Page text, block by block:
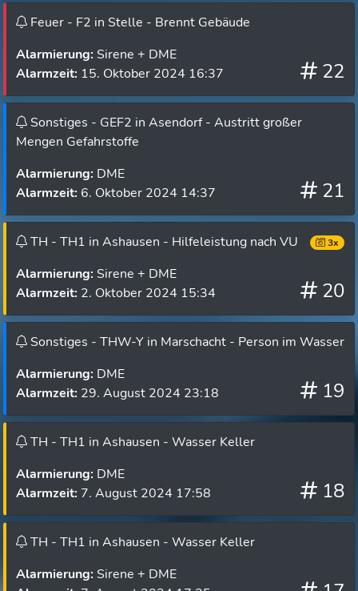
Feuer - F2 in Stelle - Brennt Gebäude
22
Alarmierung: Sirene + DME
Alarmzeit: 15. Oktober 2024 16:37
Sonstiges - GEF2 in Asendorf - Austritt großer
Mengen Gefahrstoffe
21
Alarmierung: DME
Alarmzeit: 6. Oktober 2024 14:37
3x
TH - TH1 in Ashausen - Hilfeleistung nach VU
20
Alarmierung: Sirene + DME
Alarmzeit: 2. Oktober 2024 15:34
Sonstiges - THW-Y in Marschacht - Person im Wasser
19
Alarmierung: DME
Alarmzeit: 29. August 2024 23:18
TH - TH1 in Ashausen - Wasser Keller
18
Alarmierung: DME
Alarmzeit: 7. August 2024 17:58
TH - TH1 in Ashausen - Wasser Keller
Alarmierung: Sirene + DME